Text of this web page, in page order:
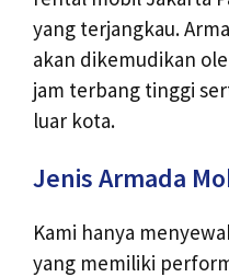
yang terjangkau.
akan dikemudikan
jam terbang tinggi
luar kota.
Jenis Armada
Kami hanya
yang memiliki